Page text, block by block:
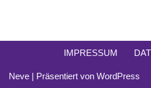
IMPRESSUM
Neve | Präsentiert von WordPress